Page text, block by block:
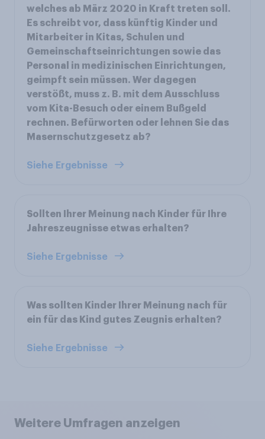
welches ab März 2020 in Kraft treten soll.
Es schreibt vor, dass künftig Kinder und
Mitarbeiter in Kitas, Schulen und
Gemeinschaftseinrichtungen sowie das
Personal in medizinischen Einrichtungen,
geimpft sein müssen. Wer dagegen
verstößt, muss z. B. mit dem Ausschluss
vom Kita-Besuch oder einem Bußgeld
rechnen. Befürworten oder lehnen Sie das
Masernschutzgesetz ab?
Siehe Ergebnisse
Sollten Ihrer Meinung nach Kinder für Ihre
Jahreszeugnisse etwas erhalten?
Siehe Ergebnisse
Was sollten Kinder Ihrer Meinung nach für
ein für das Kind gutes Zeugnis erhalten?
Siehe Ergebnisse
Weitere Umfragen anzeigen